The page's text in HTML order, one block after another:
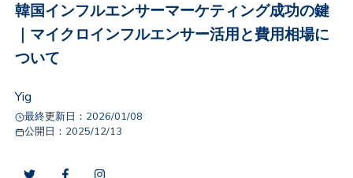
韓国インフルエンサーマーケティング成功の鍵
｜マイクロインフルエンサー活用と費用相場に
ついて
Yig
最終更新日： 2026/01/08
公開日： 2025/12/13